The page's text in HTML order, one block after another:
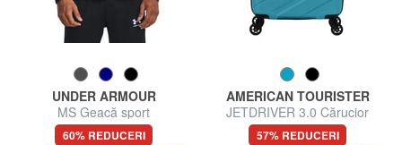
UNDER ARMOUR
MS Geacă sport
60% REDUCERI
AMERICAN TOURISTER
JETDRIVER 3.0 Cărucior
pentru bagaje de mână
57% REDUCERI